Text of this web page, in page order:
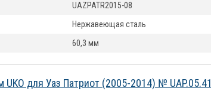
UAZPATR2015-08
Нержавеющая сталь
60,3 мм
для Уаз Патриот (2005-2014) № UAP.05.41